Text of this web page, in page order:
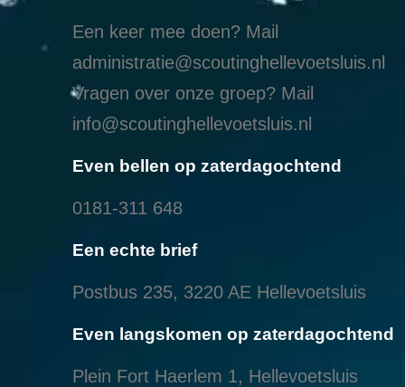
Een keer mee doen? Mail
administratie@scoutinghellevoetsluis.nl
Vragen over onze groep? Mail
info@scoutinghellevoetsluis.nl
Even bellen op zaterdagochtend
0181-311 648
Een echte brief
Postbus 235, 3220 AE Hellevoetsluis
Even langskomen op zaterdagochtend
Plein Fort Haerlem 1, Hellevoetsluis